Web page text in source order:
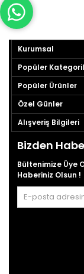
Kurumsal
Popüler
Popüler Ürünler
Özel Günler
Alışveriş Bilgileri
Bizden
Bültenimize Üye
Haberiniz Olsun !